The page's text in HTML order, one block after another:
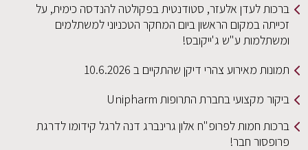
ברכות לעדן אלעזר, סטודנטית בפקולטה להנדסה כימית, על
זכייתה במקום הראשון ביום המחקר הטכניוני למשתלמים
ומשתלמות ע"ש ג'ייקובס!
תמונות מאירוע צהרי דיקן שהתקיים ב 10.6.2026
ביקור מקצועי בחברת התרופות Unipharm
ברכות חמות לפרופ"ח אלון גרינברג דנה לרגל קידומו לדרגת
פרופסור חבר!